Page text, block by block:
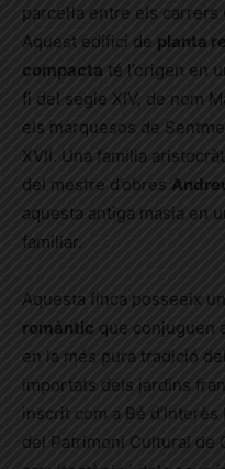
parcel·la entre els
Aquest edifici de planta
compacta té l’origen en
fi del segle XIV, de nom
els marquesos de
XVII. Una família
del mestre d’obres
aquesta antiga masia en
familiar.
Aquesta finca posseeix
romàntic que conjuguen
en la més pura tradició
importats dels jardins
inscrit com a Bé d’Interès
del Patrimoni Cultural de